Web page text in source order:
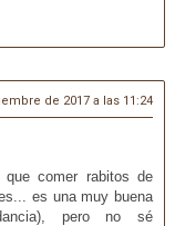
de 2017 a las 11:24
que comer rabitos de
es una muy buena
pero no sé